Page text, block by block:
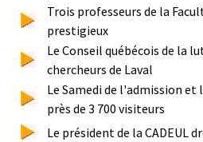
Trois professeurs de la
prestigieux
Le Conseil québécois de la
chercheurs de Laval
Le Samedi de l'admission
près de 3 700 visiteurs
Le président de la CADEUL